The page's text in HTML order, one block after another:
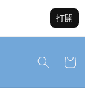
打開